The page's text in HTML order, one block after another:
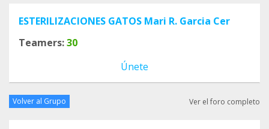
ESTERILIZACIONES GATOS Mari R. Garcia Cer
Teamers:30
Únete
Volver al Grupo Ver el foro completo